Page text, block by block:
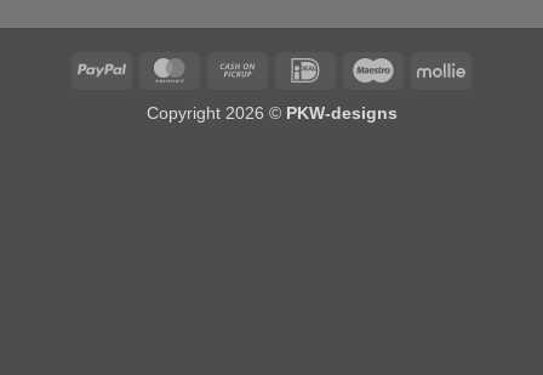
PayPal MasterCardCash
Pickup
IDeal Maestro Mollie
Copyright 2026 © PKW-designs